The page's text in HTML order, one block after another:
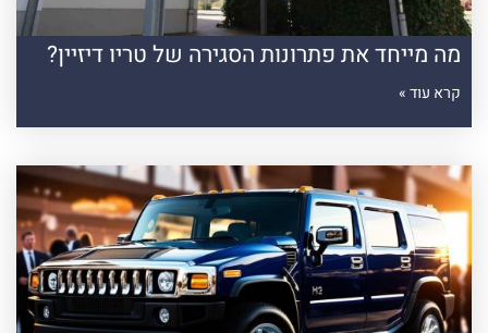
מה מייחד את פתרונות הסגירה של טריו דיזיין?
קרא עוד »